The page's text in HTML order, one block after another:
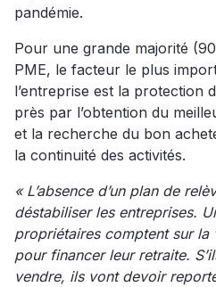
pandémie.
Pour une grande majorité
PME, le facteur le plus
l’entreprise est la protection
près par l’obtention du
et la recherche du bon
la continuité des activités.
« L’absence d’un plan de
déstabiliser les entreprises.
propriétaires comptent sur la
pour financer leur retraite.
vendre, ils vont devoir